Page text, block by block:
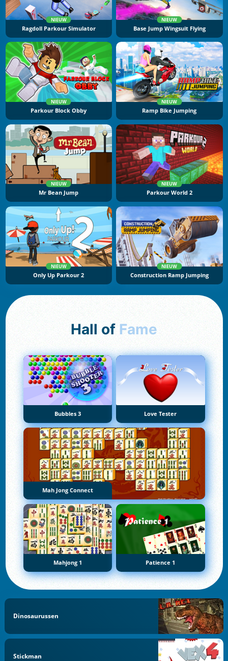
NIEUW
Ragdoll Parkour Simulator
NIEUW
Base Jump Wingsuit Flying
NIEUW
Parkour Block Obby
NIEUW
Ramp Bike Jumping
NIEUW
Mr Bean Jump
NIEUW
Parkour World 2
NIEUW
Only Up Parkour 2
NIEUW
Construction Ramp Jumping
Hall of Fame
Bubbles 3 Love Tester
Mah Jong Connect
Mahjong 1 Patience 1
Dinosaurussen
Stickman